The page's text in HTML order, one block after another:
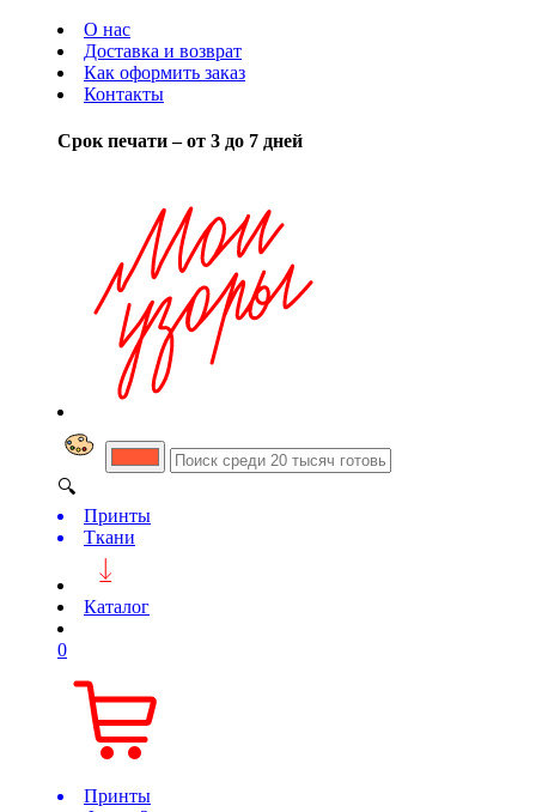
О нас
Доставка и возврат
Как оформить заказ
Контакты
Срок печати – от 3 до 7 дней
🔍
Принты
Ткани
Каталог
0
Принты